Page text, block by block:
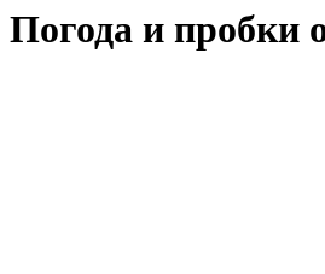
Погода и пробки